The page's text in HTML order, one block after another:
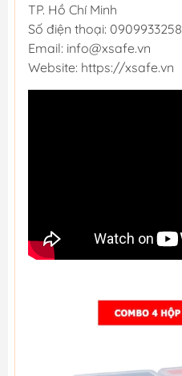
TP. Hồ Chí Minh
Số điện thoại: 0909933258
Email: info@xsafe.vn
Website: https://xsafe.vn